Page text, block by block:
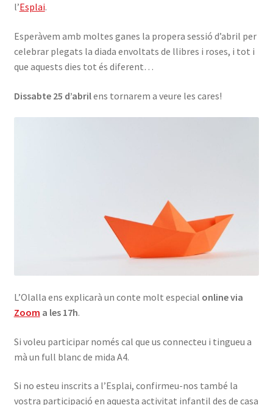
l’Esplai.
Esperàvem amb moltes ganes la propera sessió d’abril per
celebrar plegats la diada envoltats de llibres i roses, i tot i
que aquests dies tot és diferent…
Dissabte 25 d’abrilens tornarem a veure les cares!
L’Olalla ens explicarà un conte molt especial online via
Zoom a les 17h.
Si voleu participar només cal que us connecteu i tingueu a
mà un full blanc de mida A4.
Si no esteu inscrits a l’Esplai, confirmeu-nos també la
vostra participació en aquesta activitat infantil des de casa